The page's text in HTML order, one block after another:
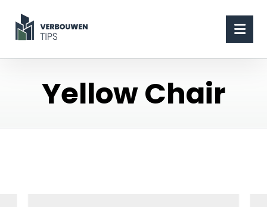
Yellow Chair